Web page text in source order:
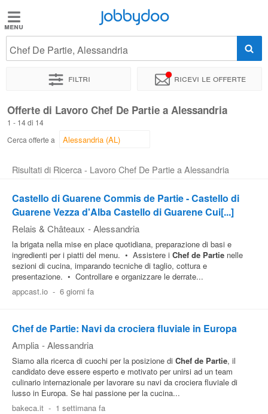
Jobbydoo
Offerte
Stipendi
Elenco
Blog
Pubblica
Area
Aziende
Jobbydoo
Chef De Partie, Alessandria
Filtri Ricevi le offerte
Offerte di Lavoro Chef De Partie a Alessandria
1 - 14 di 14
Cerca offerte a
Risultati di Ricerca - Lavoro Chef De Partie a Alessandria
Castello di Guarene Commis de Partie - Castello di
Guarene Vezza d'Alba Castello di Guarene Cui[...]
Relais & Châteaux - Alessandria
la brigata nella mise en place quotidiana, preparazione di basi e
ingredienti per i piatti del menu. • Assistere i Chef de Partie nelle
sezioni di cucina, imparando tecniche di taglio, cottura e
presentazione. • Controllare e organizzare le derrate...
appcast.io - 6 giorni fa
Chef de Partie: Navi da crociera fluviale in Europa
Amplia - Alessandria
Siamo alla ricerca di cuochi per la posizione di Chef de Partie, il
candidato deve essere esperto e motivato per unirsi ad un team
culinario internazionale per lavorare su navi da crociera fluviale di
lusso in Europa. Se hai passione per la cucina...
bakeca.it - 1 settimana fa